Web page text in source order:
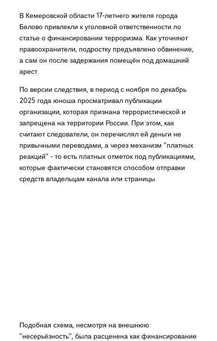
В Кемеровской области 17-летнего жителя города
Белово привлекли к уголовной ответственности по
статье о финансировании терроризма. Как уточняют
правоохранители, подростку предъявлено обвинение,
а сам он после задержания помещён под домашний
арест.
По версии следствия, в период с ноября по декабрь
2025 года юноша просматривал публикации
организации, которая признана террористической и
запрещена на территории России. При этом, как
считают следователи, он перечислял ей деньги не
привычными переводами, а через механизм "платных
реакций" - то есть платных отметок под публикациями,
которые фактически становятся способом отправки
средств владельцам канала или страницы.
Подобная схема, несмотря на внешнюю
"несерьёзность", была расценена как финансирование